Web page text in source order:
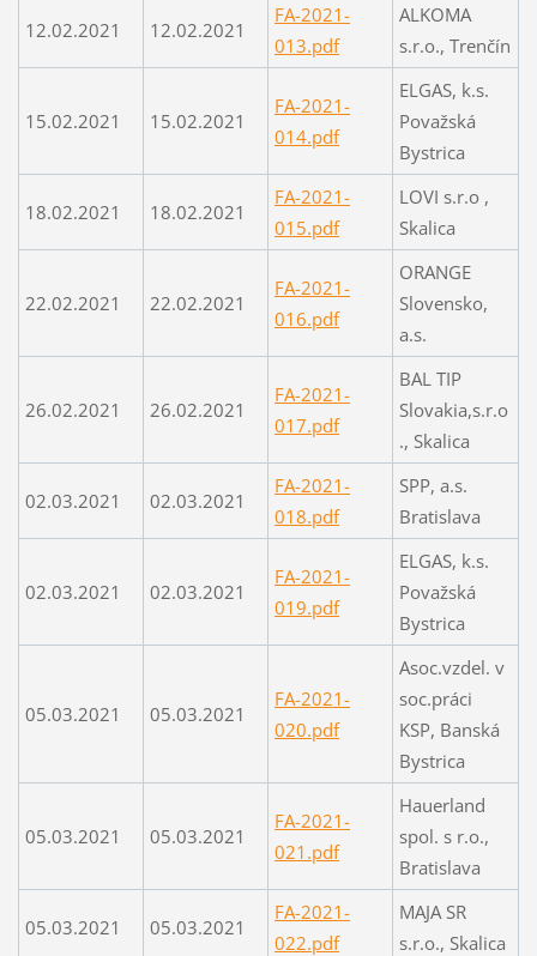
12.02.2021 12.02.2021
FA-2021-
013.pdf
ALKOMA
s.r.o., Trenčín
15.02.2021 15.02.2021
FA-2021-
014.pdf
ELGAS, k.s.
Považská
Bystrica
18.02.2021 18.02.2021
FA-2021-
015.pdf
LOVI s.r.o ,
Skalica
22.02.2021 22.02.2021
FA-2021-
016.pdf
ORANGE
Slovensko,
a.s.
26.02.2021 26.02.2021
FA-2021-
017.pdf
BAL TIP
Slovakia,s.r.o
., Skalica
02.03.2021 02.03.2021
FA-2021-
018.pdf
SPP, a.s.
Bratislava
02.03.2021 02.03.2021
FA-2021-
019.pdf
ELGAS, k.s.
Považská
Bystrica
05.03.2021 05.03.2021
FA-2021-
020.pdf
Asoc.vzdel. v
soc.práci
KSP, Banská
Bystrica
05.03.2021 05.03.2021
FA-2021-
021.pdf
Hauerland
spol. s r.o.,
Bratislava
05.03.2021 05.03.2021
FA-2021-
022.pdf
MAJA SR
s.r.o., Skalica